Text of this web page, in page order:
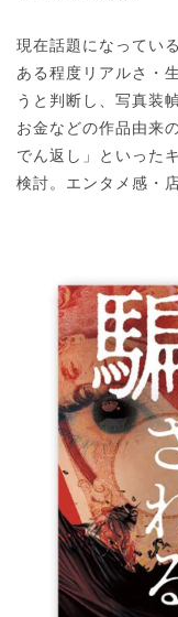
現在話題になってい
ある程度リアルさ・
うと判断し、写真装
お金などの作品由来
でん返し」といった
検討。エンタメ感・